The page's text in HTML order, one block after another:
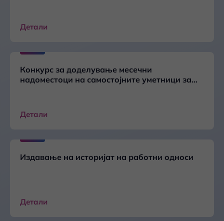
Детали
Конкурс за доделување месечни
надоместоци на самостојните уметници за
Детали
Издавање на историјат на работни односи
Детали